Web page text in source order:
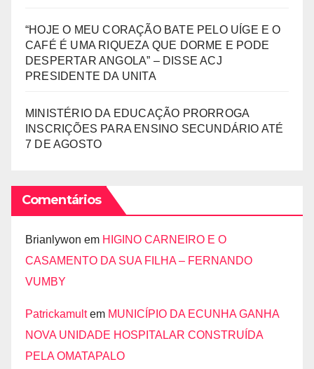
“HOJE O MEU CORAÇÃO BATE PELO UÍGE E O
CAFÉ É UMA RIQUEZA QUE DORME E PODE
DESPERTAR ANGOLA” – DISSE ACJ
PRESIDENTE DA UNITA
MINISTÉRIO DA EDUCAÇÃO PRORROGA
INSCRIÇÕES PARA ENSINO SECUNDÁRIO ATÉ
7 DE AGOSTO
Comentários
Brianlywon em HIGINO CARNEIRO E O
CASAMENTO DA SUA FILHA – FERNANDO
VUMBY
Patrickamultem MUNICÍPIO DA ECUNHA GANHA
NOVA UNIDADE HOSPITALAR CONSTRUÍDA
PELA OMATAPALO